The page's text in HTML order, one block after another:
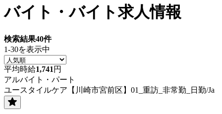
バイト・バイト求人情報
検索結果40件
1-30を表示中
平均時給1,741 円
アルバイト・パート
ユースタイルケア【川崎市宮前区】01_重訪_非常勤_日勤/Ja